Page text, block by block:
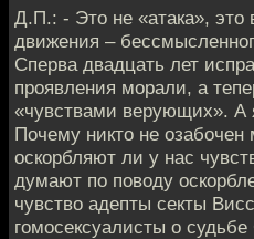
Д.П.: - Это не «атака», это
движения –
Сперва двадцать лет
проявления морали, а
«чувствами верующих». А
Почему никто не
оскорбляют ли у нас
думают по поводу
чувство адепты секты
гомосексуалисты о